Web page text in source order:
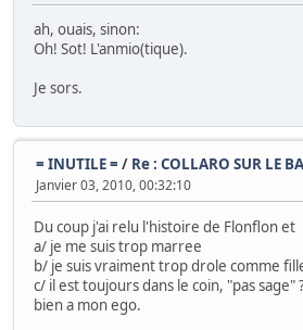
ah, ouais, sinon:
Oh! Sot! L'anmio(tique).
Je sors.
= INUTILE = / Re : COLLARO SUR LE
Janvier 03, 2010, 00:32:10
Du coup j'ai relu l'histoire de Flonflon et
a/ je me suis trop marree
b/ je suis vraiment trop drole comme
c/ il est toujours dans le coin, "pas sage"
bien a mon ego.